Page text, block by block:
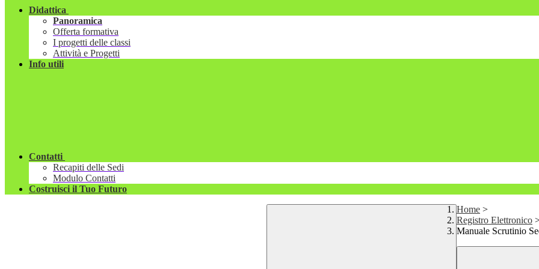
Didattica
Panoramica
Offerta formativa
I progetti delle classi
Attività e Progetti
Info utili
Contatti
Recapiti delle Sedi
Modulo Contatti
Costruisci il Tuo Futuro
Home >
Registro Elettronico
Manuale Scrutinio